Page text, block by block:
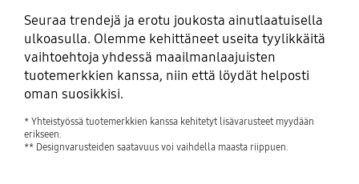
Seuraa trendejä ja erotu joukosta ainutlaatuisella
ulkoasulla. Olemme kehittäneet useita tyylikkäitä
vaihtoehtoja yhdessä maailmanlaajuisten
tuotemerkkien kanssa, niin että löydät helposti
oman suosikkisi.
* Yhteistyössä tuotemerkkien kanssa kehitetyt lisävarusteet myydään
erikseen.
** Designvarusteiden saatavuus voi vaihdella maasta riippuen.